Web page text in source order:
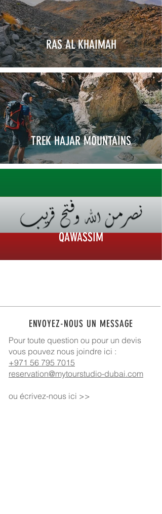
RAS AL KHAIMAH
TREK HAJAR MOUNTAINS
QAWASSIM
ENVOYEZ-NOUS UN MESSAGE
Pour toute question ou pour un devis
vous pouvez nous joindre ici :
+971 56 795 7015
reservation@mytourstudio-dubai.com
ou écrivez-nous ici >>